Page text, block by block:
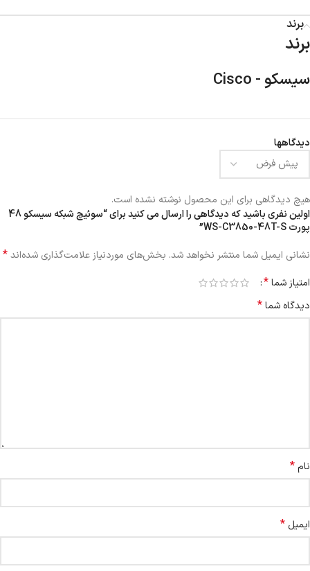
برند
برند
سیسکو - Cisco
دیدگاهها
هیچ دیدگاهی برای این محصول نوشته نشده است.
اولین نفری باشید که دیدگاهی را ارسال می کنید برای “سوئیچ شبکه سیسکو 48
پورت WS-C3850-48T-S”
نشانی ایمیل شما منتشر نخواهد شد. بخش‌های موردنیاز علامت‌گذاری شده‌اند*
امتیاز شما*
دیدگاه شما*
نام*
ایمیل *